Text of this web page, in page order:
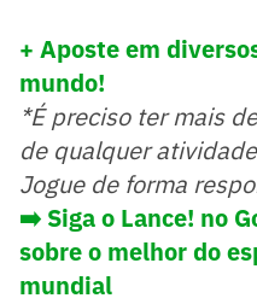
+ Aposte em
mundo!
*É preciso ter mais
de qualquer
Jogue de forma
➡️ Siga o Lance! no
sobre o melhor do
mundial